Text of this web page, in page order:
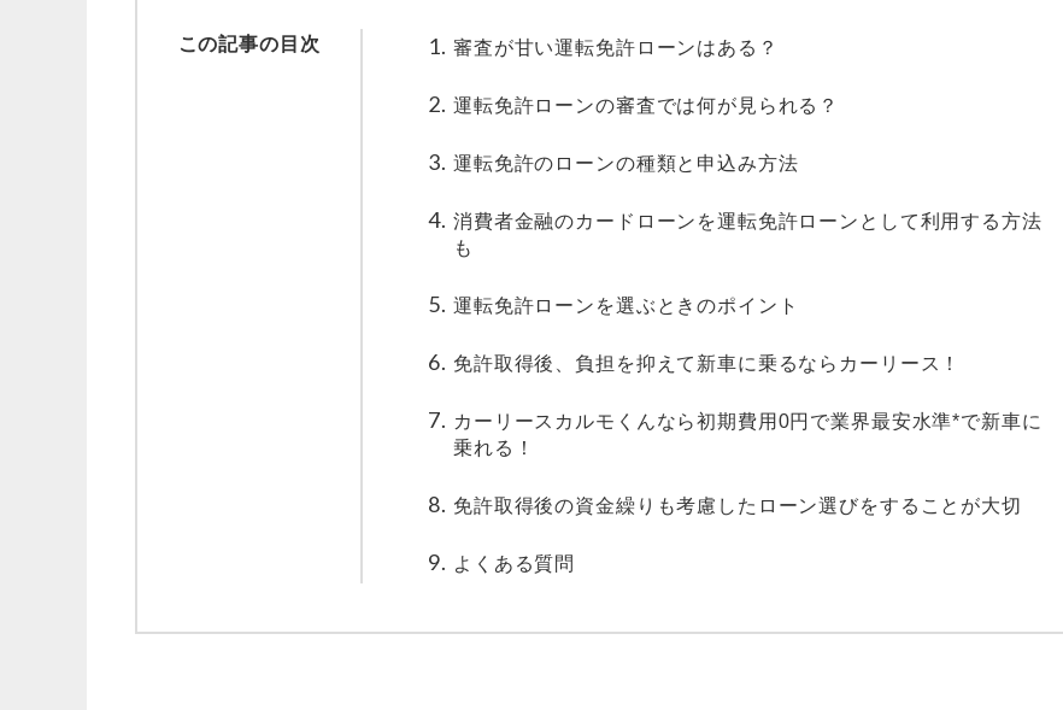
この記事の目次 審査が甘い運転免許ローンはある？
運転免許ローンの審査では何が見られる？
運転免許のローンの種類と申込み方法
消費者金融のカードローンを運転免許ローンとして利用する方法
も
運転免許ローンを選ぶときのポイント
免許取得後、負担を抑えて新車に乗るならカーリース！
カーリースカルモくんなら初期費用0円で業界最安水準*で新車に
乗れる！
免許取得後の資金繰りも考慮したローン選びをすることが大切
よくある質問